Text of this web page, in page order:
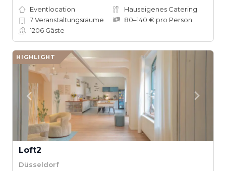
Eventlocation
Hauseigenes Catering
7Veranstaltungsräume
80–140 € pro Person
1206 Gäste
HIGHLIGHT
Loft2
Düsseldorf